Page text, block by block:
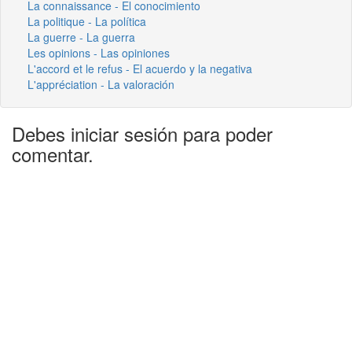
La connaissance - El conocimiento
La politique - La política
La guerre - La guerra
Les opinions - Las opiniones
L'accord et le refus - El acuerdo y la negativa
L'appréciation - La valoración
Debes iniciar sesión para poder
comentar.